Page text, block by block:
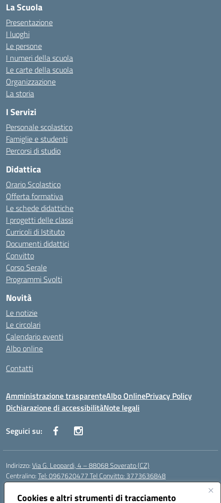
Cookies e altri strumenti di tracciamento
La Scuola
Presentazione
I luoghi
Le persone
I numeri della scuola
Le carte della scuola
Organizzazione
La storia
I Servizi
Personale scolastico
Famiglie e studenti
Percorsi di studio
Didattica
Orario Scolastico
Offerta formativa
Le schede didattiche
I progetti delle classi
Curricoli di Istituto
Documenti didattici
Convitto
Corso Serale
Programmi Svolti
Novità
Le notizie
Le circolari
Calendario eventi
Albo online
Contatti
Amministrazione trasparenteAlbo OnlinePrivacy Policy
Dichiarazione di accessibilitàNote legali
Seguici su:
Indirizzo:Via G. Leopardi, 4 – 88068 Soverato (CZ)
Centralino:Tel: 0967620477 Tel Convitto: 3773636848
Email:
Posta elettronica certificata (PEC):czrh04000q@pec.istruzione.it